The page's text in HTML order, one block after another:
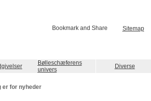
Sitemap
Bølleschæferens
univers
Diverse
er for nyheder